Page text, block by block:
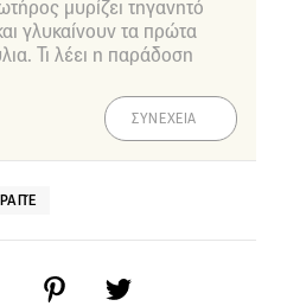
μυρίζει τηγανητό
γλυκαίνουν τα πρώτα
Τι λέει η παράδοση
ΣΥΝΕΧΕΙΑ